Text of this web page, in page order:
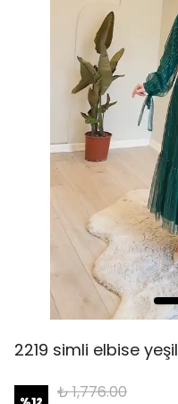
2219 simli elbise yeşil
₺ 1,776.00